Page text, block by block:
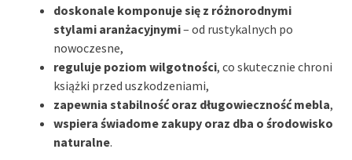
doskonale komponuje się z różnorodnymi
stylami aranżacyjnymi– od rustykalnych po
nowoczesne,
reguluje poziom wilgotności, co skutecznie chroni
książki przed uszkodzeniami,
zapewnia stabilność oraz długowieczność mebla,
wspiera świadome zakupy oraz dba o środowisko
naturalne.